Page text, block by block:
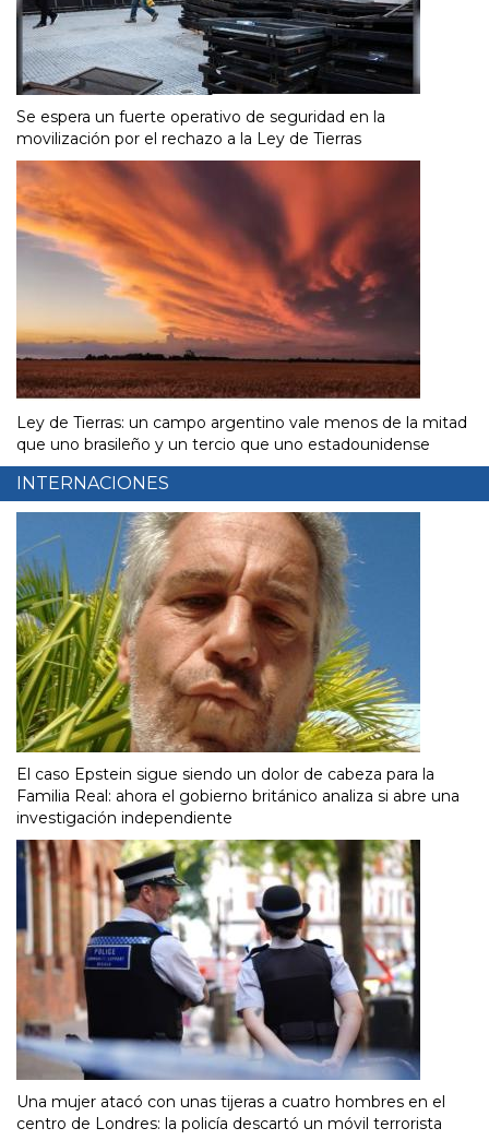
Se espera un fuerte operativo de seguridad en la
movilización por el rechazo a la Ley de Tierras
Ley de Tierras: un campo argentino vale menos de la mitad
que uno brasileño y un tercio que uno estadounidense
INTERNACIONES
El caso Epstein sigue siendo un dolor de cabeza para la
Familia Real: ahora el gobierno británico analiza si abre una
investigación independiente
Una mujer atacó con unas tijeras a cuatro hombres en el
centro de Londres: la policía descartó un móvil terrorista